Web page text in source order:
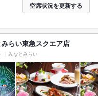
空席状況を更新する
らい東急スクエア店
みなとみらい